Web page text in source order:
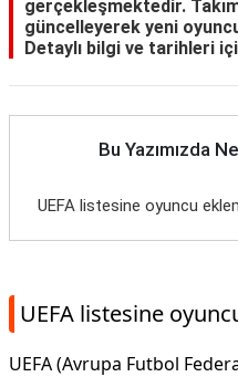
gerçekleşmektedir.
güncelleyerek yeni
Detaylı bilgi ve tarihleri
Bu Yazımızda
UEFA listesine oyuncu
UEFA listesine
UEFA (Avrupa Futbol